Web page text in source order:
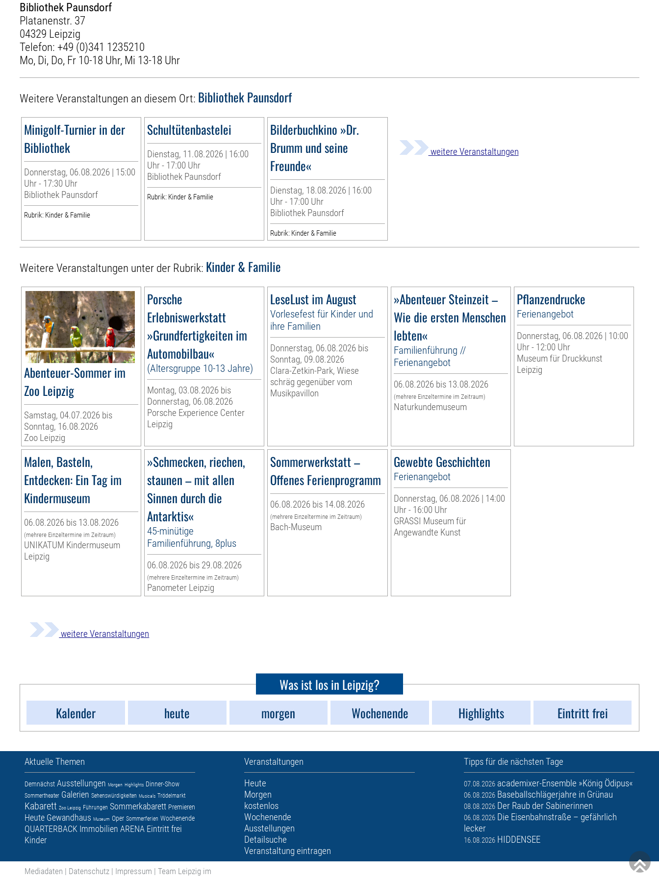
Bibliothek Paunsdorf
Platanenstr. 37
04329 Leipzig
Telefon: +49 (0)341 1235210
Mo, Di, Do, Fr 10-18 Uhr, Mi 13-18 Uhr
Weitere Veranstaltungen an diesem Ort: Bibliothek Paunsdorf
Minigolf-Turnier in der
Bibliothek
Donnerstag, 06.08.2026 | 15:00
Uhr - 17:30 Uhr
Bibliothek Paunsdorf
Rubrik: Kinder & Familie
Schultütenbastelei
Dienstag, 11.08.2026 | 16:00
Uhr - 17:00 Uhr
Bibliothek Paunsdorf
Rubrik: Kinder & Familie
Bilderbuchkino »Dr.
Brumm und seine
Freunde«
Dienstag, 18.08.2026 | 16:00
Uhr - 17:00 Uhr
Bibliothek Paunsdorf
Rubrik: Kinder & Familie
weitere Veranstaltungen
Weitere Veranstaltungen unter der Rubrik: Kinder & Familie
Abenteuer-Sommer im
Zoo Leipzig
Samstag, 04.07.2026 bis
Sonntag, 16.08.2026
Zoo Leipzig
Porsche
Erlebniswerkstatt
»Grundfertigkeiten im
Automobilbau«
(Altersgruppe 10-13 Jahre)
Montag, 03.08.2026 bis
Donnerstag, 06.08.2026
Porsche Experience Center
Leipzig
LeseLust im August
Vorlesefest für Kinder und
ihre Familien
Donnerstag, 06.08.2026 bis
Sonntag, 09.08.2026
Clara-Zetkin-Park, Wiese
schräg gegenüber vom
Musikpavillon
»Abenteuer Steinzeit –
Wie die ersten Menschen
lebten«
Familienführung //
Ferienangebot
06.08.2026 bis 13.08.2026
(mehrere Einzeltermine im Zeitraum)
Naturkundemuseum
Pflanzendrucke
Ferienangebot
Donnerstag, 06.08.2026 | 10:00
Uhr - 12:00 Uhr
Museum für Druckkunst
Leipzig
Malen, Basteln,
Entdecken: Ein Tag im
Kindermuseum
06.08.2026 bis 13.08.2026
(mehrere Einzeltermine im Zeitraum)
UNIKATUM Kindermuseum
Leipzig
»Schmecken, riechen,
staunen – mit allen
Sinnen durch die
Antarktis«
45-minütige
Familienführung, 8plus
06.08.2026 bis 29.08.2026
(mehrere Einzeltermine im Zeitraum)
Panometer Leipzig
Sommerwerkstatt –
Offenes Ferienprogramm
06.08.2026 bis 14.08.2026
(mehrere Einzeltermine im Zeitraum)
Bach-Museum
Gewebte Geschichten
Ferienangebot
Donnerstag, 06.08.2026 | 14:00
Uhr - 16:00 Uhr
GRASSI Museum für
Angewandte Kunst
weitere Veranstaltungen
Was ist los in Leipzig?
Kalender
heute morgen Wochenende Highlights Eintritt frei
Aktuelle Themen
Demnächst Ausstellungen Morgen Highlights Dinner-Show
Sommertheater Galerien Sehenswürdigkeiten Musicals Trödelmarkt
Kabarett Zoo Leipzig Führungen Sommerkabarett Premieren
Heute Gewandhaus Museum Oper Sommerferien Wochenende
QUARTERBACK Immobilien ARENA Eintritt frei
Kinder
Veranstaltungen
Heute
Morgen
kostenlos
Wochenende
Ausstellungen
Detailsuche
Veranstaltung eintragen
Tipps für die nächsten Tage
07.08.2026 academixer-Ensemble »König Ödipus«
06.08.2026 Baseballschlägerjahre in Grünau
08.08.2026 Der Raub der Sabinerinnen
06.08.2026 Die Eisenbahnstraße – gefährlich
lecker
16.08.2026 HIDDENSEE
Mediadaten | Datenschutz | Impressum | Team Leipzig im